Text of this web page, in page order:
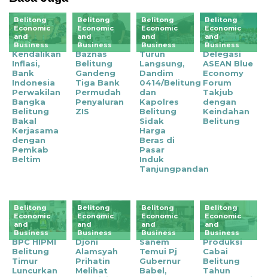
Belitong
Economic
and
Business
Kendalikan
Inflasi,
Bank
Indonesia
Perwakilan
Bangka
Belitung
Bakal
Kerjasama
dengan
Pemkab
Beltim
Belitong
Economic
and
Business
Baznas
Belitung
Gandeng
Tiga Bank
Permudah
Penyaluran
ZIS
Belitong
Economic
and
Business
Turun
Langsung,
Dandim
0414/Belitung
dan
Kapolres
Belitung
Sidak
Harga
Beras di
Pasar
Induk
Tanjungpandan
Belitong
Economic
and
Business
Delegasi
ASEAN Blue
Economy
Forum
Takjub
dengan
Keindahan
Belitung
Belitong
Economic
and
Business
BPC HIPMI
Belitung
Timur
Luncurkan
Belitong
Economic
and
Business
Djoni
Alamsyah
Prihatin
Melihat
Belitong
Economic
and
Business
Sanem
Temui Pj
Gubernur
Babel,
Belitong
Economic
and
Business
Produksi
Cabai
Belitung
Tahun